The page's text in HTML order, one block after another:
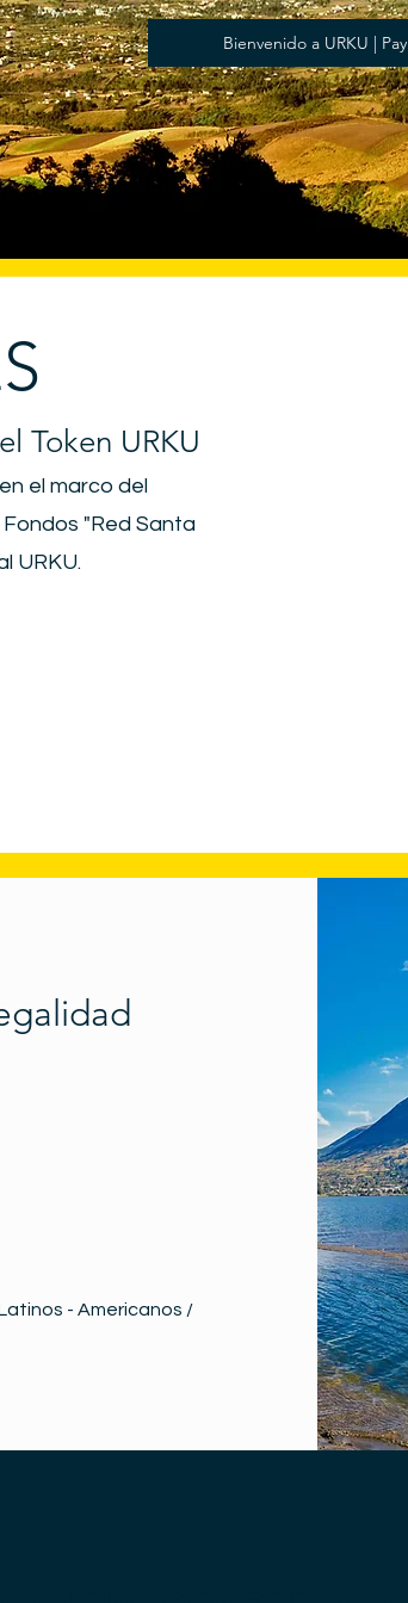
Bienvenido a URKU | Pay
Token URKU
el marco del
"Red Santa
URKU.
- Americanos /